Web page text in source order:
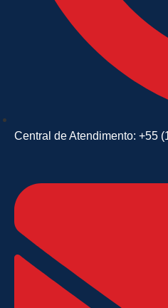
Central de Atendimento: +55